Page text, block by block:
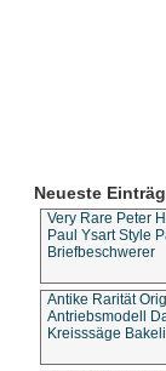
Neueste
Very Rare Peter
Paul Ysart Style
Briefbeschwerer
Antike Rarität
Antriebsmodell
Kreisssäge